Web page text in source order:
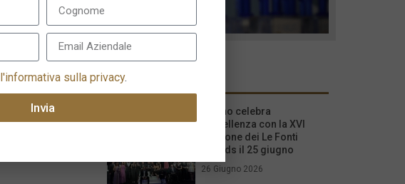
I più recenti
Milano celebra
l’eccellenza con la XVI
edizione dei Le Fonti
Awards il 25 giugno
26 Giugno 2026
l'informativa sulla privacy.
Invia